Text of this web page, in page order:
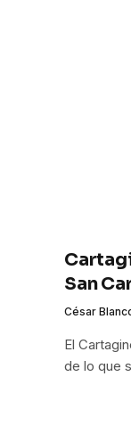
San
César
El
de lo que